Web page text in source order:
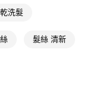
易完成。
有效，需透過AFTEE先享
請聯繫「AFTEE先享後付
洗髮
髮絲 清新